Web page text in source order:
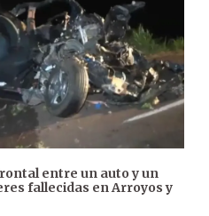
entre un auto y un
fallecidas en Arroyos y